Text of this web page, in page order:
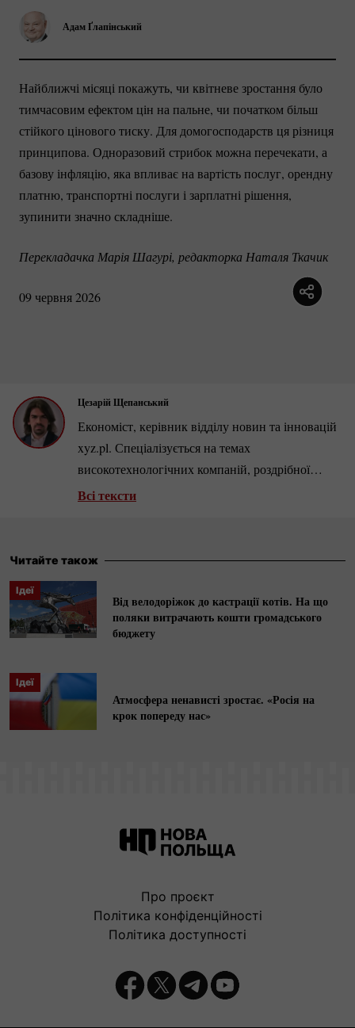
Адам Ґлапінський
Найближчі місяці покажуть, чи квітневе зростання було
тимчасовим ефектом цін на пальне, чи початком більш
стійкого цінового тиску. Для домогосподарств ця різниця
принципова. Одноразовий стрибок можна перечекати, а
базову інфляцію, яка впливає на вартість послуг, орендну
платню, транспортні послуги і зарплатні рішення,
зупинити значно складніше.
Перекладачка Марія Шагурі, редакторка Наталя Ткачик
09 червня 2026
Цезарій Щепанський
Економіст, керівник відділу новин та інновацій
xyz.pl. Спеціалізується на темах
високотехнологічних компаній, роздрібної
торгівлі та ринку нерухомості. Автор кількох
Всі тексти
Читайте також
Ідеї
Від велодоріжок до кастрації котів. На що
поляки витрачають кошти громадського
бюджету
Ідеї
Атмосфера ненависті зростає. «Росія на
крок попереду нас»
Про проєкт
Політика конфіденційності
Політика доступності